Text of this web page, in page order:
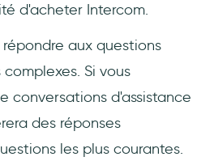
d'acheter Intercom.
aux questions
Si vous
conversations d'assistance
des réponses
les plus courantes.